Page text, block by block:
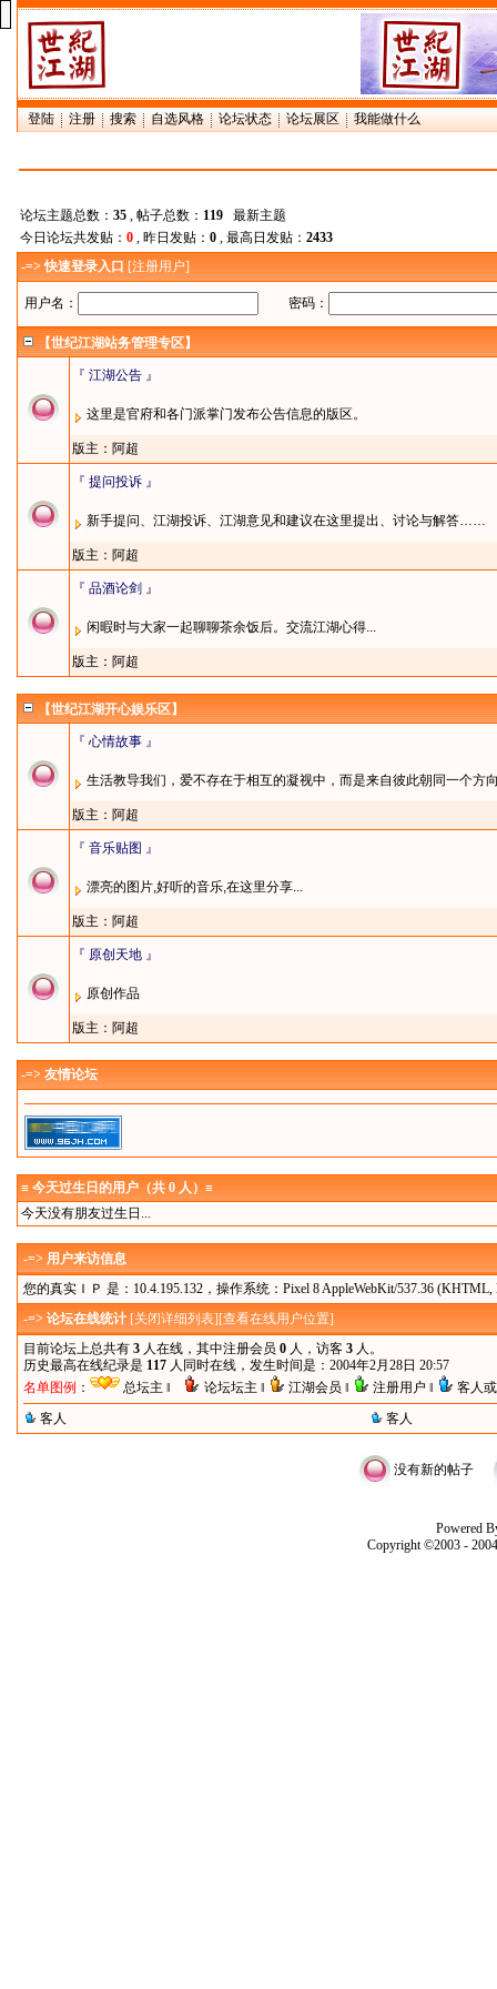
登陆 注册 搜索 自选风格 论坛状态 论坛展区 我能做什么
论坛主题总数： 35 , 帖子总数： 119
最新主题
今日论坛共发贴： 0 , 昨日发贴： 0 , 最高日发贴： 2433
-=> 快速登录入口[注册用户]
用户名： 密码：
【世纪江湖站务管理专区】
『 江湖公告 』
这里是官府和各门派掌门发布公告信息的版区。
版主： 阿超
『 提问投诉 』
新手提问、江湖投诉、江湖意见和建议在这里提出、讨论与解答……
版主： 阿超
『 品酒论剑 』
闲暇时与大家一起聊聊茶余饭后。交流江湖心得...
版主： 阿超
【世纪江湖开心娱乐区】
『 心情故事 』
生活教导我们，爱不存在于相互的凝视中，而是来自彼此朝同一个
版主： 阿超
『 音乐贴图 』
漂亮的图片,好听的音乐,在这里分享...
版主： 阿超
『 原创天地 』
原创作品
版主： 阿超
-=> 友情论坛
≡ 今天过生日的用户（共 0 人）≡
今天没有朋友过生日...
-=> 用户来访信息
您的真实ＩＰ 是：10.4.195.132，操作系统：Pixel 8 AppleWebKit/537.36
-=> 论坛在线统计[关闭详细列表][查看在线用户位置]
目前论坛上总共有 3 人在线，其中注册会员 0 人，访客 3 人。
历史最高在线纪录是 117 人同时在线，发生时间是：2004年2月28日 20:57
名单图例 ： 总坛主 ‖ 论坛坛主 ‖ 江湖会员 ‖ 注册用户 ‖
客人
客人
客人
没有新的帖子
Powered
Copyright ©2003 -